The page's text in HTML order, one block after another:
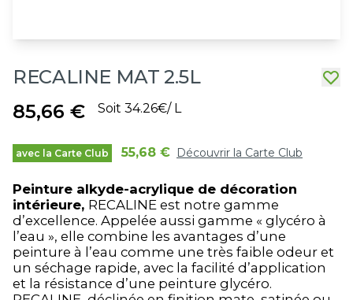
RECALINE MAT 2.5L
85,66 €
Soit 34.26€/ L
avec la Carte Club 55,68 € Découvrir la Carte Club
Peinture alkyde-acrylique de décoration
intérieure, RECALINE est notre gamme
d’excellence. Appelée aussi gamme « glycéro à
l’eau », elle combine les avantages d’une
peinture à l’eau comme une très faible odeur et
un séchage rapide, avec la facilité d’application
et la résistance d’une peinture glycéro.